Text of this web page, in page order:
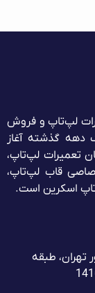
لپ‌تاپ و فروش
دهه گذشته آغاز
تعمیرات لپ‌تاپ،
قاب لپ‌تاپ،
اسکرین است.
تهران، طبقه